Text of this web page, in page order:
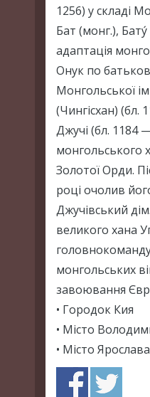
1256) у складі
Бат (монг.),
адаптація
Онук по
Монгольської
(Чингісхан) (бл.
Джучі (бл. 1184
монгольського
Золотої Орди.
році очолив
Джучівський
великого хана
монгольських
завоювання
• Городок Кия
• Місто
• Місто Ярослава